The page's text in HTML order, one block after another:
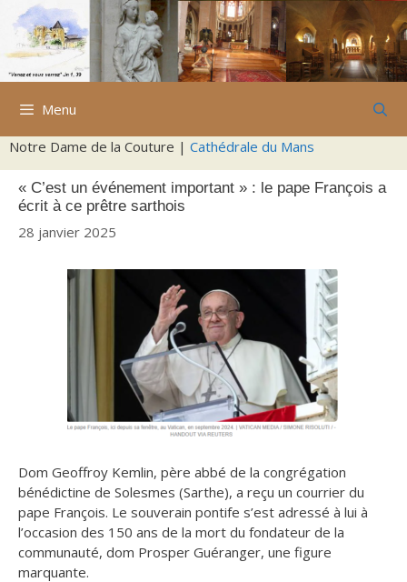
Aller
contenu
Menu
Notre Dame de la Couture | Cathédrale du Mans
« C’est un événement important » : le pape François a
écrit à ce prêtre sarthois
28 janvier 2025
Dom Geoffroy Kemlin, père abbé de la congrégation
bénédictine de Solesmes (Sarthe), a reçu un courrier du
pape François. Le souverain pontife s’est adressé à lui à
l’occasion des 150 ans de la mort du fondateur de la
communauté, dom Prosper Guéranger, une figure
marquante.